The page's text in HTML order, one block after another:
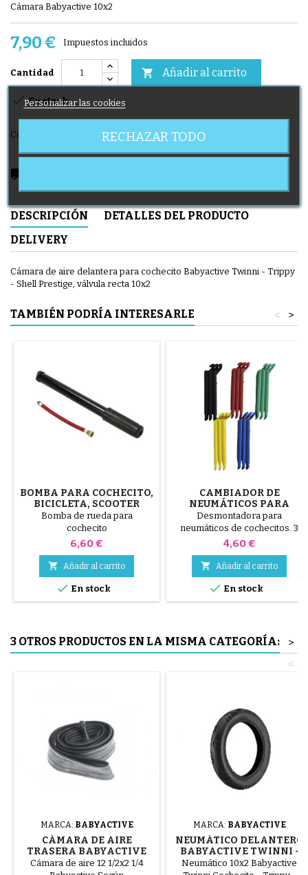
Cámara Babyactive 10x2
7,90 € Impuestos incluidos
Cantidad  Añadir al carrito
En stock
Compartir
local_shipping
DESCRIPCIÓN
DETALLES DEL PRODUCTO
DELIVERY
Cámara de aire delantera para cochecito Babyactive Twinni - Trippy
- Shell Prestige, válvula recta 10x2
TAMBIÉN PODRÍA INTERESARLE >
<
BOMBA PARA COCHECITO,
BICICLETA, SCOOTER
Bomba de rueda para
cochecito
Precio
6,60 €
 Añadir al carrito
 En stock
CAMBIADOR DE
NEUMÁTICOS PARA
COCHECITO COLOR
ALEATORIO 1 PAQUETE DE
3 PIEZAS
Desmontadora para
neumáticos de cochecitos. 3
piezas de plástico de alta
negro, rojo, verde, amarillo y
azul o 3 piezas de acero ( gris )
El neumático se monta a mano,
sin herramientas, para evitar
Precio
4,60 €
 Añadir al carrito
 En stock
3 OTROS PRODUCTOS EN LA MISMA CATEGORÍA:
>
<
MARCA: BABYACTIVE
CÁMARA DE AIRE
TRASERA BABYACTIVE
TWINNI TRIPPY
Cámara de aire 12 1/2x2 1/4
MARCA: BABYACTIVE
NEUMÁTICO DELANTERO
BABYACTIVE TWINNI -
TRIPPY - SHELL PRESTIGE
Neumático 10x2 Babyactive
Personalizar las cookies
RECHAZAR TODO